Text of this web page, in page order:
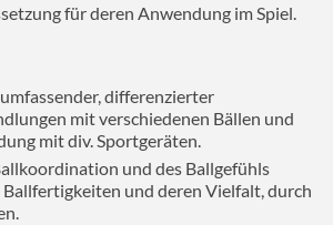
für deren Anwendung im Spiel.
differenzierter
mit verschiedenen Bällen und
mit div. Sportgeräten.
und des Ballgefühls
und deren Vielfalt, durch